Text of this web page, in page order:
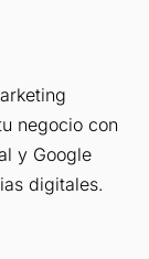
negocio con
y Google
digitales.